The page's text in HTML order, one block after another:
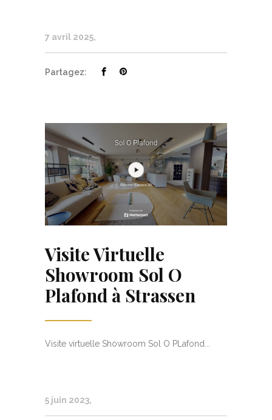
7 avril 2025
Partagez:
Visite Virtuelle
Showroom Sol O
Plafond à Strassen
Visite virtuelle Showroom Sol O PLafond...
5 juin 2023